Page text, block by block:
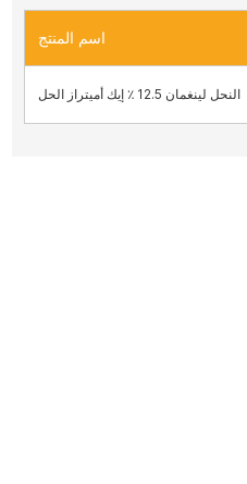
اسم المنتج
النحل لينغمان 12.5 ٪ إيك أميتراز الحل